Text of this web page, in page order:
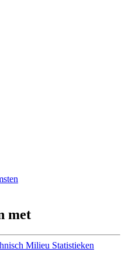
met
Milieu Statistieken